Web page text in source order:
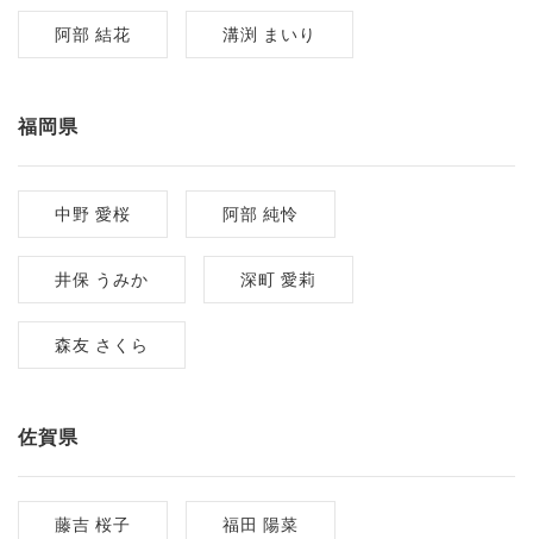
阿部 結花 溝渕 まいり
福岡県
中野 愛桜 阿部 純怜
井保 うみか 深町 愛莉
森友 さくら
佐賀県
藤吉 桜子 福田 陽菜